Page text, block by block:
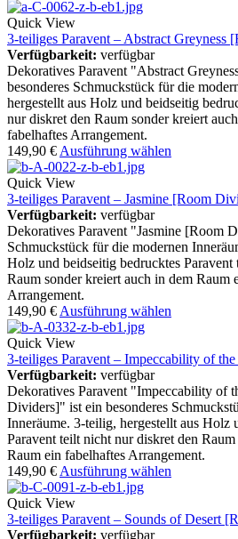
Quick View
3-teiliges Paravent – Abstract Greyness
Verfügbarkeit: verfügbar
Dekoratives Paravent "Abstract
besonderes Schmuckstück für die
hergestellt aus Holz und beidseitig
nur diskret den Raum sonder kreiert
fabelhaftes Arrangement.
149,90 € Ausführung wählen
Quick View
3-teiliges Paravent – Jasmine [Room
Verfügbarkeit: verfügbar
Dekoratives Paravent "Jasmine [Room
Schmuckstück für die modernen
Holz und beidseitig bedrucktes
Raum sonder kreiert auch in dem Raum
Arrangement.
149,90 € Ausführung wählen
Quick View
3-teiliges Paravent – Impeccability of
Verfügbarkeit: verfügbar
Dekoratives Paravent "Impeccability of
Dividers]" ist ein besonderes
Inneräume. 3-teilig, hergestellt aus Holz
Paravent teilt nicht nur diskret den
Raum ein fabelhaftes Arrangement.
149,90 € Ausführung wählen
Quick View
3-teiliges Paravent – Sounds of Desert
Verfügbarkeit: verfügbar